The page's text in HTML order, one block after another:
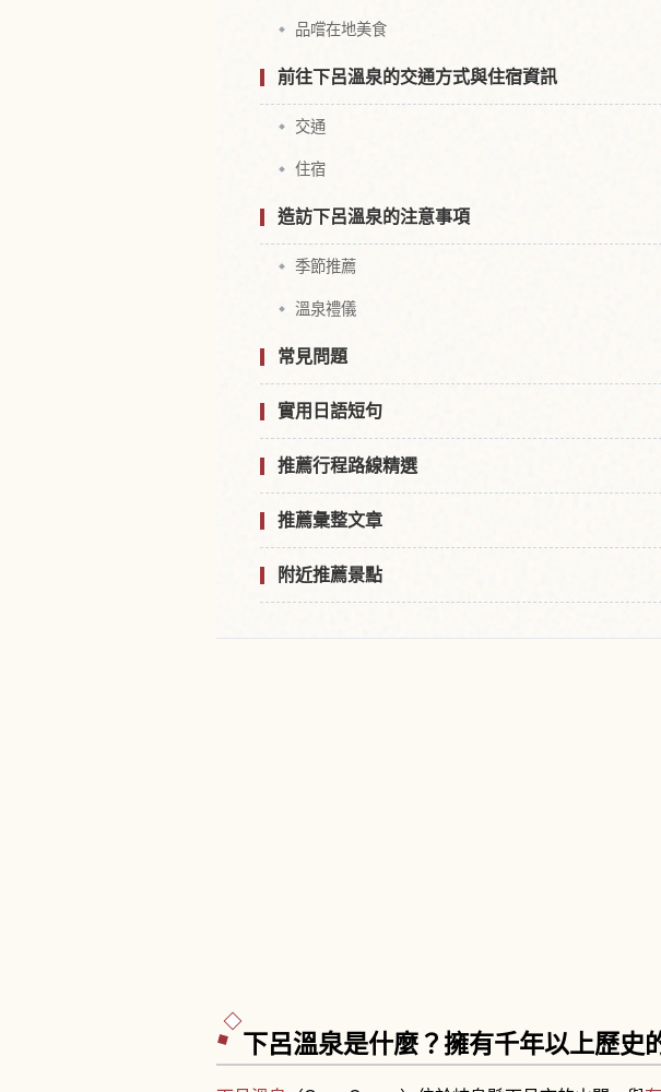
品嚐在地美食
前往下呂溫泉的交通方式與住宿資訊
交通
住宿
造訪下呂溫泉的注意事項
季節推薦
溫泉禮儀
常見問題
實用日語短句
推薦行程路線精選
推薦彙整文章
附近推薦景點
下呂溫泉是什麼？擁有千年以上歷史